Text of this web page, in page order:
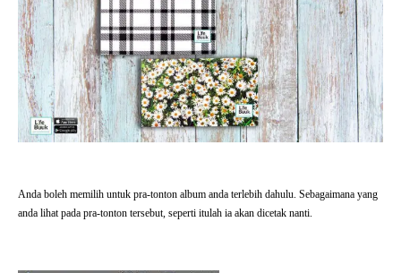
Anda boleh memilih untuk pra-tonton album anda terlebih dahulu. Sebagaimana yang
anda lihat pada pra-tonton tersebut, seperti itulah ia akan dicetak nanti.